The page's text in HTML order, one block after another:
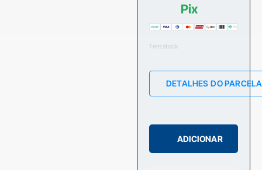
Pix
1 em stock
DETALHES DO
ADICIONAR